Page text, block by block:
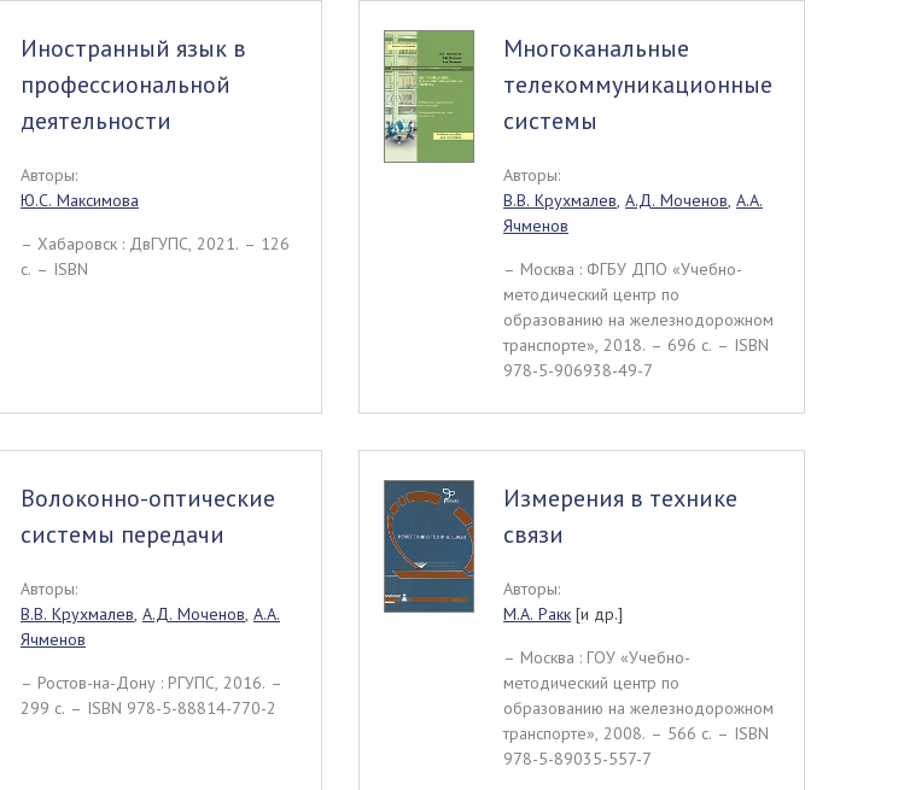
Иностранный язык в
профессиональной
деятельности
Авторы:
Ю.С. Максимова
– Хабаровск : ДвГУПС, 2021. – 126
c. – ISBN
Многоканальные
телекоммуникационные
системы
Авторы:
В.В. Крухмалев, А.Д. Моченов, А.А.
Ячменов
– Москва : ФГБУ ДПО «Учебно-
методический центр по
образованию на железнодорожном
транспорте», 2018. – 696 c. – ISBN
978-5-906938-49-7
Волоконно-оптические
системы передачи
Авторы:
В.В. Крухмалев, А.Д. Моченов, А.А.
Ячменов
– Ростов-на-Дону : РГУПС, 2016. –
299 c. – ISBN 978-5-88814-770-2
Измерения в технике
связи
Авторы:
М.А. Ракк[и др.]
– Москва : ГОУ «Учебно-
методический центр по
образованию на железнодорожном
транспорте», 2008. – 566 c. – ISBN
978-5-89035-557-7